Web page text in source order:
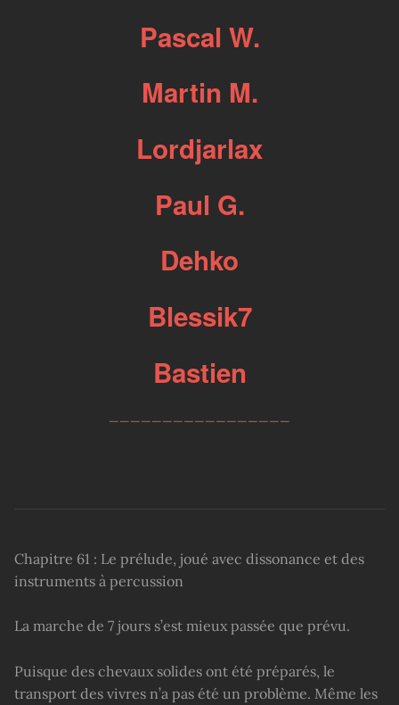
Pascal W.
Martin M.
Lordjarlax
Paul G.
Dehko
Blessik7
Bastien
Chapitre 61 : Le prélude, joué avec dissonance et des
instruments à percussion
La marche de 7 jours s’est mieux passée que prévu.
Puisque des chevaux solides ont été préparés, le
transport des vivres n’a pas été un problème. Même les